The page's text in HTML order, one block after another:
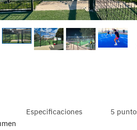
Especificaciones 5